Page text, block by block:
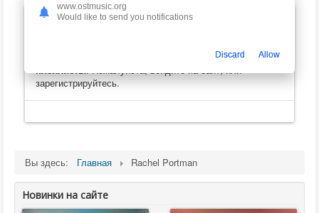
оценивать, оставлять комментарии, создавать
плейлисты. Пожалуйста, войдите на сайт, или
зарегистрируйтесь.
Вы здесь: Главная Rachel Portman
Новинки на сайте
www.ostmusic.org
Would like to send you notifications
Discard Allow